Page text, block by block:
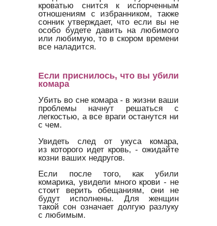
кроватью снится к испорченным
отношениям с избранником, также
сонник утверждает, что если вы не
особо будете давить на любимого
или любимую, то в скором времени
все наладится.
Если приснилось, что вы убили
комара
Убить во сне комара - в жизни ваши
проблемы начнут решаться с
легкостью, а все враги останутся ни
с чем.
Увидеть след от укуса комара,
из которого идет кровь, - ожидайте
козни ваших недругов.
Если после того, как убили
комарика, увидели много крови - не
стоит верить обещаниям, они не
будут исполнены. Для женщин
такой сон означает долгую разлуку
с любимым.